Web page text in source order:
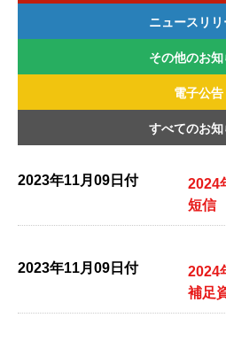
ニュースリリ
2026年
2025年
2024年
2023年
2022年
その他のお
2026年
2025年
2024年
2023年
2022年
電子公告
すべてのお知
2023年11月09日付
2024
短信
2023年11月09日付
2024
補足